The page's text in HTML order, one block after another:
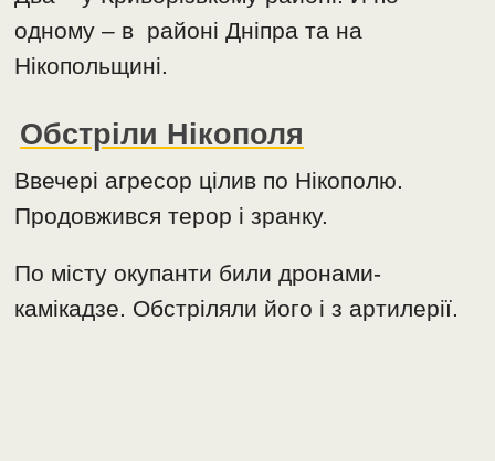
одному – в районі Дніпра та на
Нікопольщині.
Обстріли Нікополя
Ввечері агресор цілив по Нікополю.
Продовжився терор і зранку.
По місту окупанти били дронами-
камікадзе. Обстріляли його і з артилерії.